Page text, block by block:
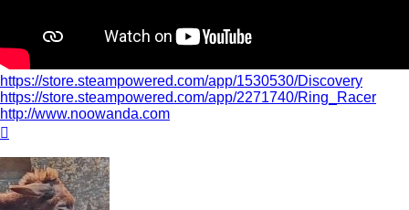
https://store.steampowered.com/app/1530530/Discovery
https://store.steampowered.com/app/2271740/Ring_Racer
http://www.noowanda.com